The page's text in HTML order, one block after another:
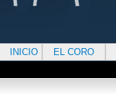
INICIO EL CORO